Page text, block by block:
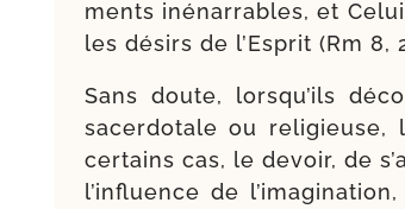
ments iné­nar­rables, et
les dési­rs de l’Esprit (Rm 8,
Sans doute, lors­qu’ils
sacer­do­tale ou
cer­tains cas, le devoir, de
l’in­fluence de